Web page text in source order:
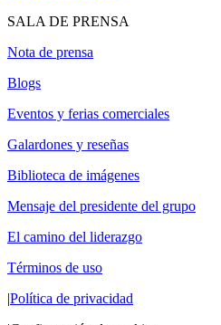
SALA DE PRENSA
Nota de prensa
Blogs
Eventos y ferias comerciales
Galardones y reseñas
Biblioteca de imágenes
Mensaje del presidente del grupo
El camino del liderazgo
Términos de uso
|Política de privacidad